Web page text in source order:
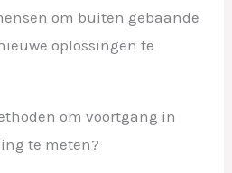
om buiten gebaande
oplossingen te
om voortgang in
te meten?